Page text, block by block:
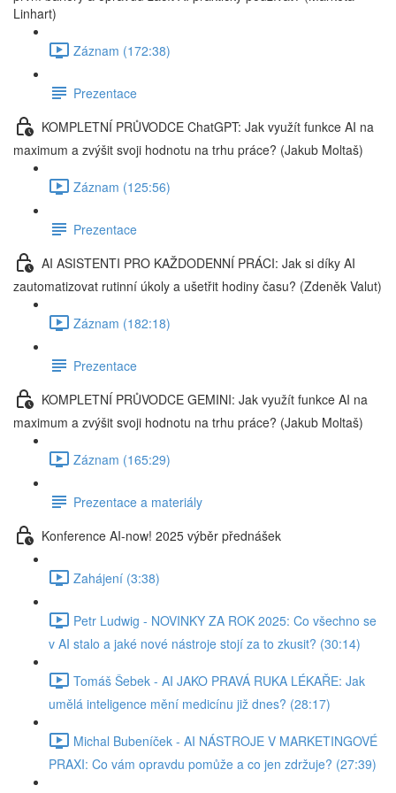
Linhart)
Záznam (172:38)
Prezentace
KOMPLETNÍ PRŮVODCE ChatGPT: Jak využít funkce AI na
maximum a zvýšit svoji hodnotu na trhu práce? (Jakub Moltaš)
Záznam (125:56)
Prezentace
AI ASISTENTI PRO KAŽDODENNÍ PRÁCI: Jak si díky AI
zautomatizovat rutinní úkoly a ušetřit hodiny času? (Zdeněk Valut)
Záznam (182:18)
Prezentace
KOMPLETNÍ PRŮVODCE GEMINI: Jak využít funkce AI na
maximum a zvýšit svoji hodnotu na trhu práce? (Jakub Moltaš)
Záznam (165:29)
Prezentace a materiály
Konference AI-now! 2025 výběr přednášek
Zahájení (3:38)
Petr Ludwig - NOVINKY ZA ROK 2025: Co všechno se
v AI stalo a jaké nové nástroje stojí za to zkusit? (30:14)
Tomáš Šebek - AI JAKO PRAVÁ RUKA LÉKAŘE: Jak
umělá inteligence mění medicínu již dnes? (28:17)
Michal Bubeníček - AI NÁSTROJE V MARKETINGOVÉ
PRAXI: Co vám opravdu pomůže a co jen zdržuje? (27:39)